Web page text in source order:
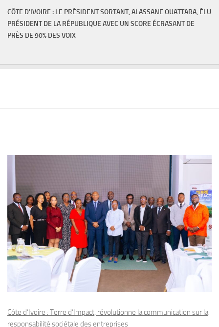
CÔTE D'IVOIRE : LE PRÉSIDENT SORTANT, ALASSANE OUATTARA, ÉLU
PRÉSIDENT DE LA RÉPUBLIQUE AVEC UN SCORE ÉCRASANT DE
PRÈS DE 90% DES VOIX
Côte d’Ivoire : Terre d’Impact, révolutionne la communication sur la
responsabilité sociétale des entreprises